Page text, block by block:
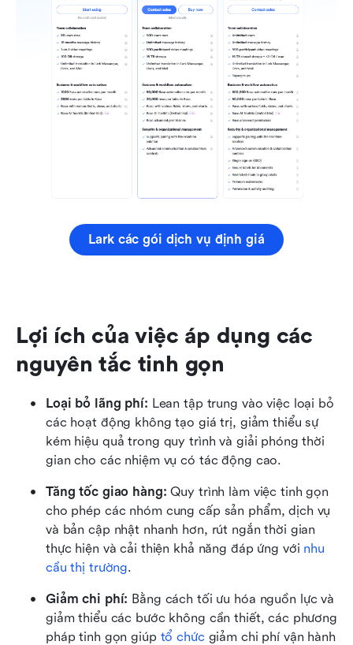
Lark các gói dịch vụ định giá
Lợi ích của việc áp dụng các
nguyên tắc tinh gọn
Loại bỏ lãng phí: Lean tập trung vào việc loại bỏ
các hoạt động không tạo giá trị, giảm thiểu sự
kém hiệu quả trong quy trình và giải phóng thời
gian cho các nhiệm vụ có tác động cao.
Tăng tốc giao hàng: Quy trình làm việc tinh gọn
cho phép các nhóm cung cấp sản phẩm, dịch vụ
và bản cập nhật nhanh hơn, rút ngắn thời gian
thực hiện và cải thiện khả năng đáp ứng với nhu
cầu thị trường.
Giảm chi phí: Bằng cách tối ưu hóa nguồn lực và
giảm thiểu các bước không cần thiết, các phương
pháp tinh gọn giúp tổ chức giảm chi phí vận hành